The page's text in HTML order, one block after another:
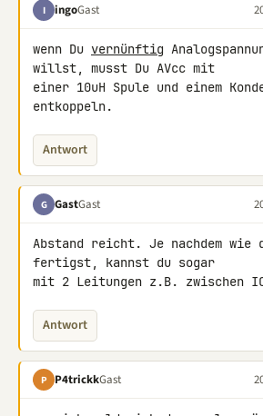
I ingoGast
wenn Du vernünftig
willst, musst Du AVcc mit
einer 10uH Spule und einem
entkoppeln.
Antwort
G GastGast
Abstand reicht. Je nachdem wie
fertigst, kannst du sogar
mit 2 Leitungen z.B. zwischen
Antwort
P P4trickkGast